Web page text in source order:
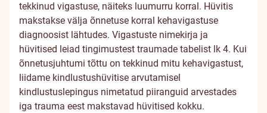
tekkinud vigastuse, näiteks luumurru korral. Hüvitis
makstakse välja õnnetuse korral kehavigastuse
diagnoosist lähtudes. Vigastuste nimekirja ja
hüvitised leiad tingimustest traumade tabelist lk 4. Kui
õnnetusjuhtumi tõttu on tekkinud mitu kehavigastust,
liidame kindlustushüvitise arvutamisel
kindlustuslepingus nimetatud piiranguid arvestades
iga trauma eest makstavad hüvitised kokku.